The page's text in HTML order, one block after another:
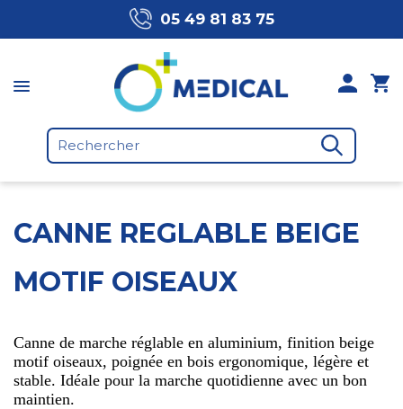
05 49 81 83 75
CANNE REGLABLE BEIGE
MOTIF OISEAUX
Canne de marche réglable en aluminium, finition beige
motif oiseaux, poignée en bois ergonomique, légère et
stable. Idéale pour la marche quotidienne avec un bon
maintien.